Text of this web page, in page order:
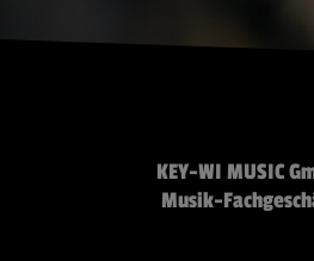
KEY-WI MUSIC
Musik-